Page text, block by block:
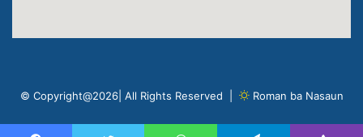
© Copyright@2026| All Rights Reserved | Roman ba Nasaun